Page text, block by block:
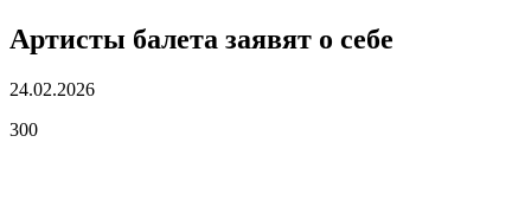
Артисты балета заявят о себе
24.02.2026
300